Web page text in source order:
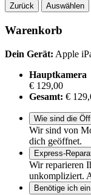
Zurück Auswählen
Warenkorb
Dein Gerät: Apple
Hauptkamera
€ 129,00
Gesamt: €
Wie sind die
Wir sind von
dich geöffnet.
Express-
Wir reparieren
unkompliziert.
Benötige ich